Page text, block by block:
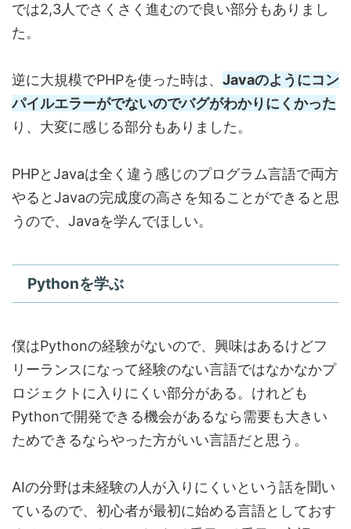
では2,3人でさくさく進むので良い部分もありまし
た。
逆に大規模でPHPを使った時は、 Javaのようにコン
パイルエラーがでないのでバグがわかりにくかった
り、大変に感じる部分もありました。
PHPとJavaは全く違う感じのプログラム言語で両方
やるとJavaの完成度の高さを知ることができると思
うので、Javaを学んでほしい。
Pythonを学ぶ
僕はPythonの経験がないので、興味はあるけどフ
リーランスになって経験のない言語ではなかなかプ
ロジェクトに入りにくい部分がある。けれども
Pythonで開発できる機会があるなら需要も大きい
ためできるならやった方がいい言語だと思う。
AIの分野は未経験の人が入りにくいという話を聞い
ているので、初心者が最初に始める言語としておす